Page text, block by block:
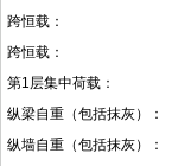
跨恒载：
跨恒载：
第1层集中荷载：
纵梁自重（包括抹
纵墙自重（包括抹